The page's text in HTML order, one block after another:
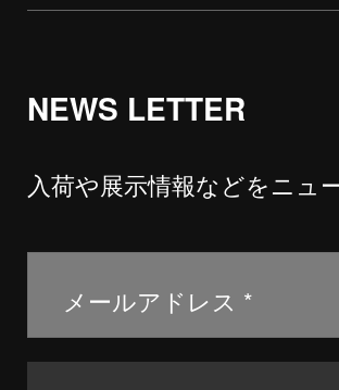
NEWS LETTER
入荷や展示情報などをニュ